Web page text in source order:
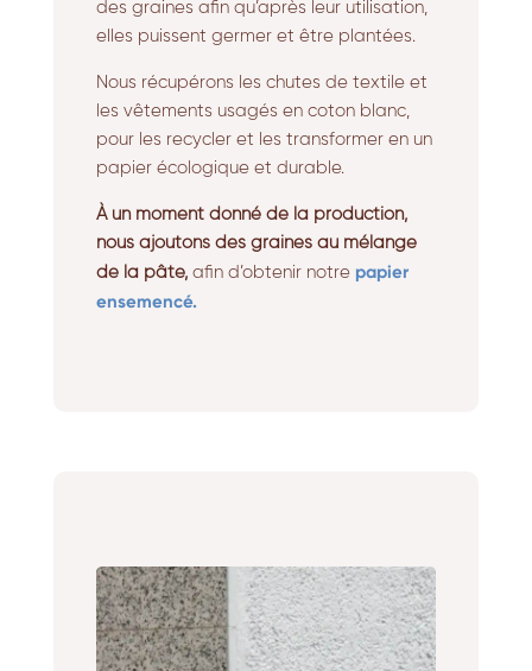
des graines afin qu’après leur utilisation,
elles puissent germer et être plantées.
Nous récupérons les chutes de textile et
les vêtements usagés en coton blanc,
pour les recycler et les transformer en un
papier écologique et durable.
À un moment donné de la production,
nous ajoutons des graines au mélange
de la pâte,afin d’obtenir notre papier
ensemencé.